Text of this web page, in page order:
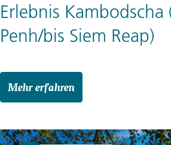
Erlebnis Kambodscha
Penh/bis Siem Reap)
Mehr erfahren